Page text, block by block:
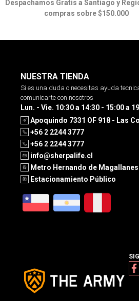
Despachamos Gratis a Santiago y
compras sobre $150.000
NUESTRA TIENDA
Si es una duda o necesitas ayuda
comunicarte con nosotros
Lun. - Vie. 10:30 a 14:30 - 15:00 a
Apoquindo 7331 OF 918 - Las
+56 2 2244 3777
+56 2 2244 3777
info@sherpalife.cl
Metro Hernando de Magallanes
Estacionamiento Público